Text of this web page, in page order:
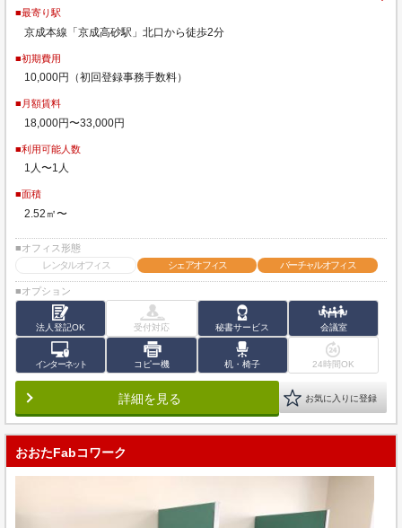
■最寄り駅
京成本線「京成高砂駅」北口から徒歩2分
■初期費用
10,000円（初回登録事務手数料）
■月額賃料
18,000円〜33,000円
■利用可能人数
1人〜1人
■面積
2.52㎡〜
■オフィス形態
レンタルオフィス
シェアオフィス バーチャルオフィス
■オプション
法人登記OK 受付対応 秘書サービス 会議室
インターネット コピー機 机・椅子 24時間OK
詳細を見る お気に入りに登録
おおたFabコワーク